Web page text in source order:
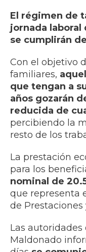
El régimen de
jornada laboral
se cumplirán
Con el objetivo
familiares,
que tengan a
años gozarán
reducida de
percibiendo la
resto de los
La prestación
para los
nominal de
que representa
de Prestaciones
Las
Maldonado